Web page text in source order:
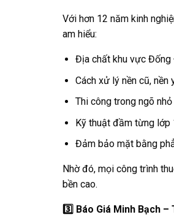
Với hơn 12 năm kinh
am hiểu:
Địa chất khu vực Đống
Cách xử lý nền cũ, nền
Thi công trong ngõ
Kỹ thuật đầm từng lớp
Đảm bảo mặt bằng
Nhờ đó, mọi công trình
bền cao.
3️ Báo Giá Minh Bạch